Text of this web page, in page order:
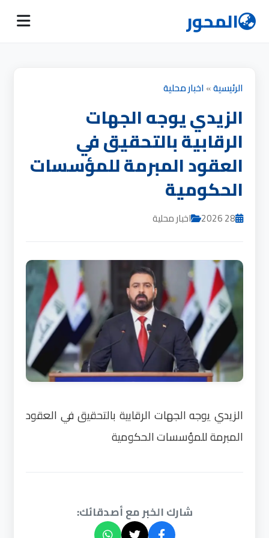
المحور
الرئيسية»اخبار محلية
الزيدي يوجه الجهات
الرقابية بالتحقيق في
العقود المبرمة للمؤسسات
الحكومية
28 2026 اخبار محلية
الزيدي يوجه الجهات الرقابية بالتحقيق في العقود
المبرمة للمؤسسات الحكومية
شارك الخبر مع أصدقائك: